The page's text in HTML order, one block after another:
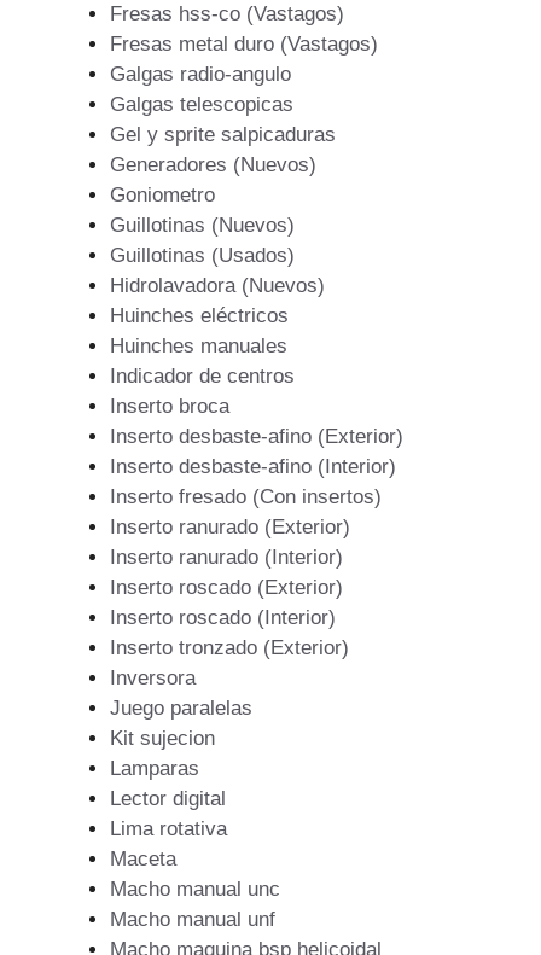
Fresas hss-co (Vastagos)
Fresas metal duro (Vastagos)
Galgas radio-angulo
Galgas telescopicas
Gel y sprite salpicaduras
Generadores (Nuevos)
Goniometro
Guillotinas (Nuevos)
Guillotinas (Usados)
Hidrolavadora (Nuevos)
Huinches eléctricos
Huinches manuales
Indicador de centros
Inserto broca
Inserto desbaste-afino (Exterior)
Inserto desbaste-afino (Interior)
Inserto fresado (Con insertos)
Inserto ranurado (Exterior)
Inserto ranurado (Interior)
Inserto roscado (Exterior)
Inserto roscado (Interior)
Inserto tronzado (Exterior)
Inversora
Juego paralelas
Kit sujecion
Lamparas
Lector digital
Lima rotativa
Maceta
Macho manual unc
Macho manual unf
Macho maquina bsp helicoidal